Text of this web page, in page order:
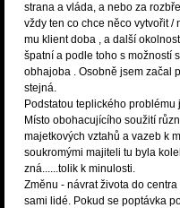
strana a vláda, a nebo za
vždy ten co chce něco vytvořit
mu klient doba , a další
špatní a podle toho s možností
obhajoba . Osobně jsem začal
stejná.
Podstatou teplického
Místo obohacujícího soužití
majetkových vztahů a vazeb k
soukromými majiteli tu byla
zná......tolik k minulosti.
Změnu - návrat života do
sami lidé. Pokud se poptávka